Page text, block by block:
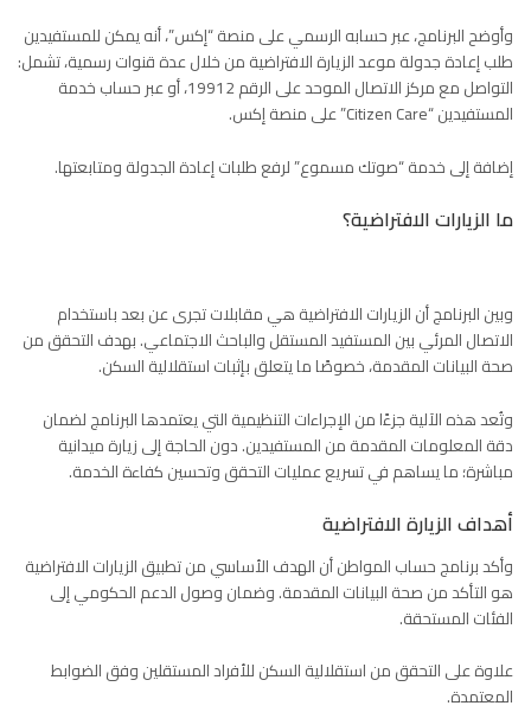
وأوضح البرنامج، عبر حسابه الرسمي على منصة “إكس”، أنه يمكن للمستفيدين
طلب إعادة جدولة موعد الزيارة الافتراضية من خلال عدة قنوات رسمية، تشمل:
التواصل مع مركز الاتصال الموحد على الرقم 19912، أو عبر حساب خدمة
المستفيدين “Citizen Care” على منصة إكس.
إضافة إلى خدمة “صوتك مسموع” لرفع طلبات إعادة الجدولة ومتابعتها.
ما الزيارات الافتراضية؟
وبين البرنامج أن الزيارات الافتراضية هي مقابلات تجرى عن بعد باستخدام
الاتصال المرئي بين المستفيد المستقل والباحث الاجتماعي. بهدف التحقق من
صحة البيانات المقدمة، خصوصًا ما يتعلق بإثبات استقلالية السكن.
وتُعد هذه الآلية جزءًا من الإجراءات التنظيمية التي يعتمدها البرنامج لضمان
دقة المعلومات المقدمة من المستفيدين. دون الحاجة إلى زيارة ميدانية
مباشرة؛ ما يساهم في تسريع عمليات التحقق وتحسين كفاءة الخدمة.
أهداف الزيارة الافتراضية
وأكد برنامج حساب المواطن أن الهدف الأساسي من تطبيق الزيارات الافتراضية
هو التأكد من صحة البيانات المقدمة. وضمان وصول الدعم الحكومي إلى
الفئات المستحقة.
علاوة على التحقق من استقلالية السكن للأفراد المستقلين وفق الضوابط
المعتمدة.